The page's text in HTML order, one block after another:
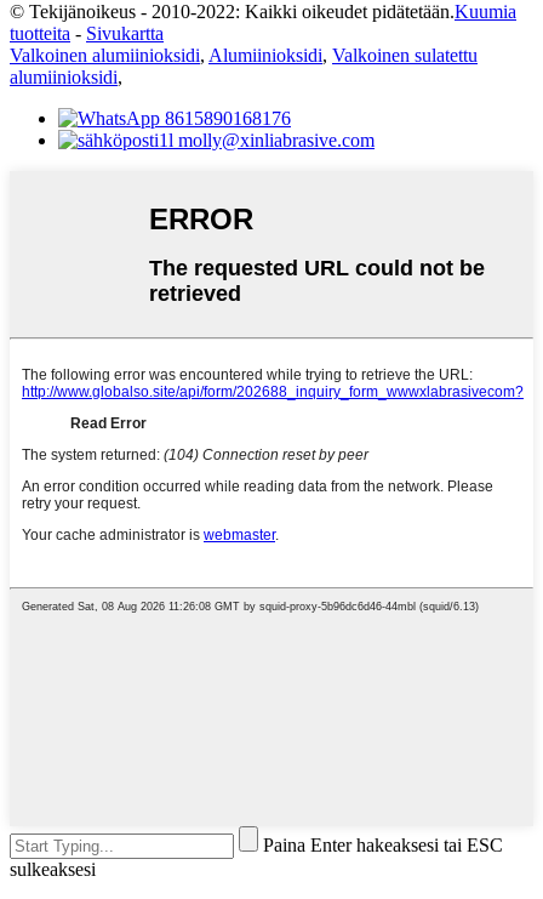
© Tekijänoikeus - 2010-2022: Kaikki oikeudet pidätetään.Kuumia
tuotteita - Sivukartta
Valkoinen alumiinioksidi, Alumiinioksidi, Valkoinen sulatettu
alumiinioksidi,
8615890168176
molly@xinliabrasive.com
Paina Enter hakeaksesi tai ESC
sulkeaksesi